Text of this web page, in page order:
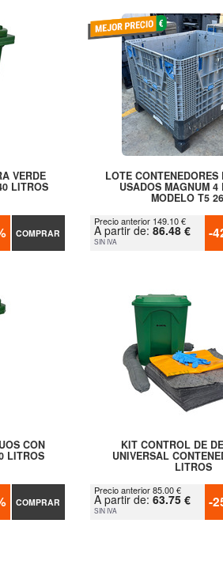
VERDE
LITROS
COMPRAR
LOTE
USADOS MAGNUM 4
MODELO T5
Precio anterior 149.10 €
A partir de: 86.48 €
SIN IVA -
CON
LITROS
COMPRAR
KIT CONTROL DE
UNIVERSAL
LITROS
Precio anterior 85.00 €
A partir de: 63.75 €
SIN IVA -